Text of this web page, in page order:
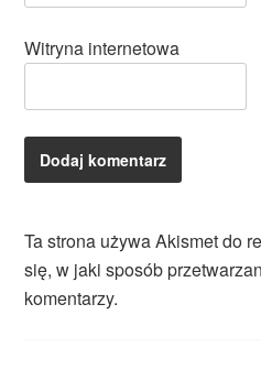
Witryna internetowa
Ta strona używa Akismet do
się, w jaki sposób
komentarzy.